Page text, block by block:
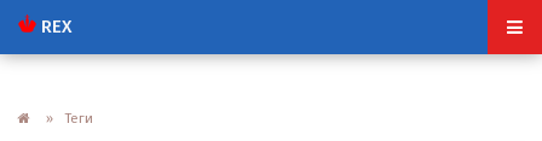
REX
» Теги